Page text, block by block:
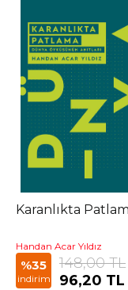
Karanlıkta
Handan Acar Yıldız
%35
indirim
148,00 TL
96,20 TL